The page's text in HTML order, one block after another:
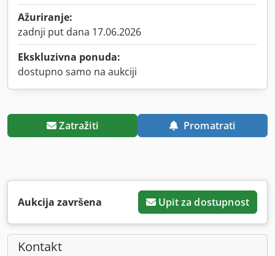
Ažuriranje:
zadnji put dana 17.06.2026
Ekskluzivna ponuda:
dostupno samo na aukciji
Zatražiti Promatrati
Aukcija završena Upit za dostupnost
Kontakt